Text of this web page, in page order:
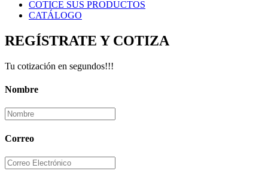
COTICE SUS PRODUCTOS
CATÁLOGO
REGÍSTRATE Y COTIZA
Tu cotización en segundos!!!
Nombre
Correo